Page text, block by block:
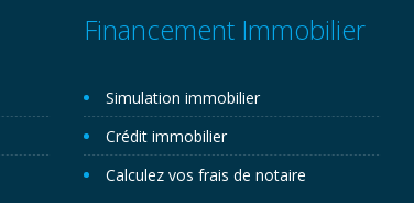
Financement Immobilier
Simulation immobilier
Crédit immobilier
Calculez vos frais de notaire